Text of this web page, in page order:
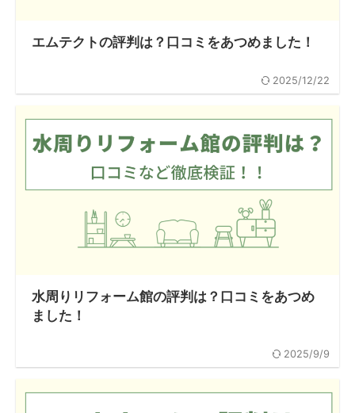
エムテクトの評判は？口コミをあつめました！
2025/12/22
水周りリフォーム館の評判は？口コミをあつめ
ました！
2025/9/9